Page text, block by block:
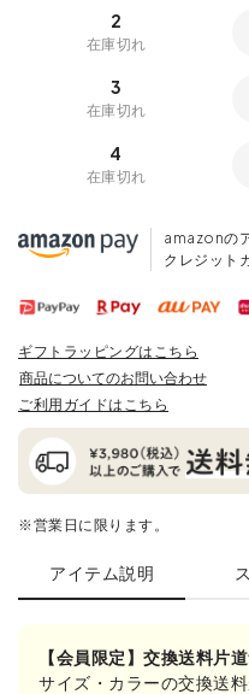
2
在庫切れ
3
在庫切れ
4
在庫切れ
amazonの
クレジット
ギフトラッピングはこちら
商品についてのお問い合わせ
ご利用ガイドはこちら
※営業日に限ります。
アイテム説明
【会員限定】交換送料片
サイズ・カラーの交換送